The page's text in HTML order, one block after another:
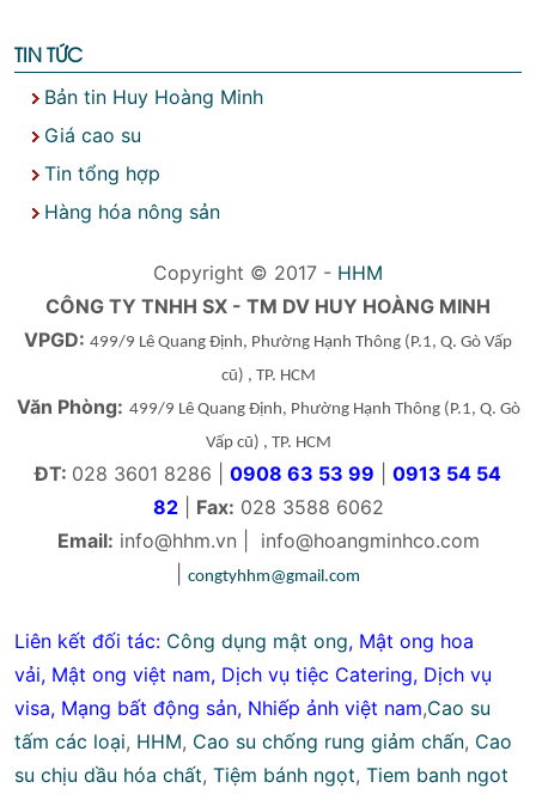
TIN TỨC
Bản tin Huy Hoàng Minh
Giá cao su
Tin tổng hợp
Hàng hóa nông sản
Copyright © 2017 - HHM
CÔNG TY TNHH SX - TM DV HUY HOÀNG MINH
VPGD: 499/9 Lê Quang Định, Phường Hạnh Thông (P.1, Q. Gò Vấp
cũ) , TP. HCM
Văn Phòng: 499/9 Lê Quang Định, Phường Hạnh Thông(P.1, Q. Gò
Vấp cũ) , TP. HCM
ĐT: 028 3601 8286 | 0908 63 53 99
0913 54 54
82| Fax: 028 3588 6062
Email: info@hhm.vn
info@hoangminhco.com
congtyhhm@gmail.com
Liên kết đối tác: Công dụng mật ong, Mật ong hoa
vải, Mật ong việt nam, Dịch vụ tiệc Catering, Dịch vụ
visa, Mạng bất động sản, Nhiếp ảnh việt nam,Cao su
tấm các loại, HHM, Cao su chống rung giảm chấn, Cao
su chịu dầu hóa chất, Tiệm bánh ngọt, Tiem banh ngot